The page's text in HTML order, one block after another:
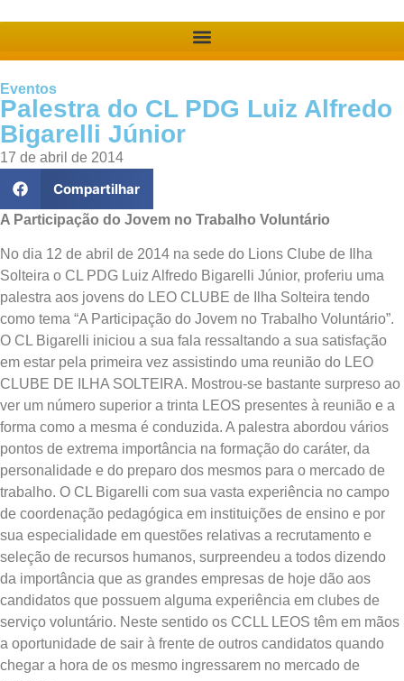
Eventos
Palestra do CL PDG Luiz Alfredo
Bigarelli Júnior
17 de abril de 2014
Compartilhar
A Participação do Jovem no Trabalho Voluntário
No dia 12 de abril de 2014 na sede do Lions Clube de Ilha
Solteira o CL PDG Luiz Alfredo Bigarelli Júnior, proferiu uma
palestra aos jovens do LEO CLUBE de Ilha Solteira tendo
como tema “A Participação do Jovem no Trabalho Voluntário”.
O CL Bigarelli iniciou a sua fala ressaltando a sua satisfação
em estar pela primeira vez assistindo uma reunião do LEO
CLUBE DE ILHA SOLTEIRA. Mostrou-se bastante surpreso ao
ver um número superior a trinta LEOS presentes à reunião e a
forma como a mesma é conduzida. A palestra abordou vários
pontos de extrema importância na formação do caráter, da
personalidade e do preparo dos mesmos para o mercado de
trabalho. O CL Bigarelli com sua vasta experiência no campo
de coordenação pedagógica em instituições de ensino e por
sua especialidade em questões relativas a recrutamento e
seleção de recursos humanos, surpreendeu a todos dizendo
da importância que as grandes empresas de hoje dão aos
candidatos que possuem alguma experiência em clubes de
serviço voluntário. Neste sentido os CCLL LEOS têm em mãos
a oportunidade de sair à frente de outros candidatos quando
chegar a hora de os mesmo ingressarem no mercado de